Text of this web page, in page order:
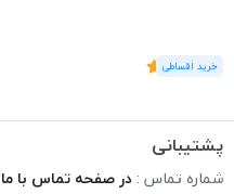
(1رای)
5
پشتیبانی
شماره تماس : در صفحه تماس با ما